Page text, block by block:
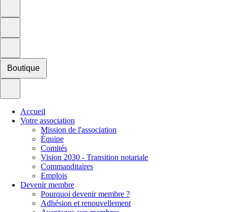
Boutique
Accueil
Votre association
Mission de l'association
Équipe
Comités
Vision 2030 - Transition notariale
Commanditaires
Emplois
Devenir membre
Pourquoi devenir membre ?
Adhésion et renouvellement